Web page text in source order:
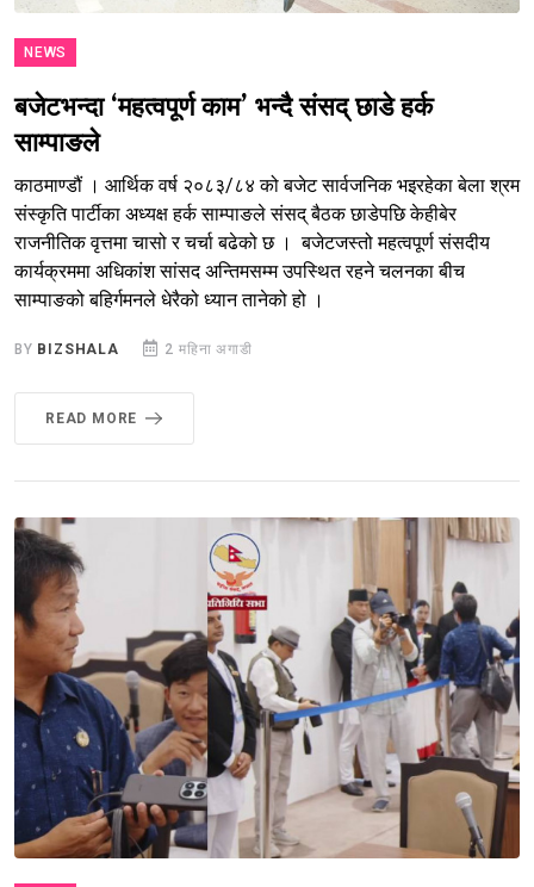
NEWS
बजेटभन्दा ‘महत्वपूर्ण काम’ भन्दै संसद् छाडे हर्क
साम्पाङले
काठमाण्डौं । आर्थिक वर्ष २०८३/८४ को बजेट सार्वजनिक भइरहेका बेला श्रम
संस्कृति पार्टीका अध्यक्ष हर्क साम्पाङले संसद् बैठक छाडेपछि केहीबेर
राजनीतिक वृत्तमा चासो र चर्चा बढेको छ । बजेटजस्तो महत्वपूर्ण संसदीय
कार्यक्रममा अधिकांश सांसद अन्तिमसम्म उपस्थित रहने चलनका बीच
साम्पाङको बहिर्गमनले धेरैको ध्यान तानेको हो ।
BY BIZSHALA 2 महिना अगाडी
READ MORE